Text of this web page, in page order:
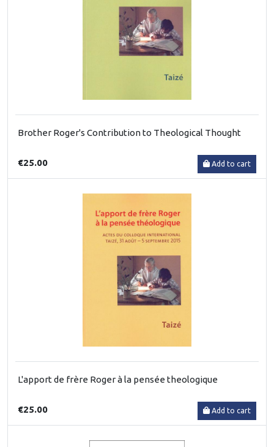
Brother Roger's Contribution to Theological Thought
€25.00 Add to cart
L'apport de frère Roger à la pensée theologique
€25.00 Add to cart